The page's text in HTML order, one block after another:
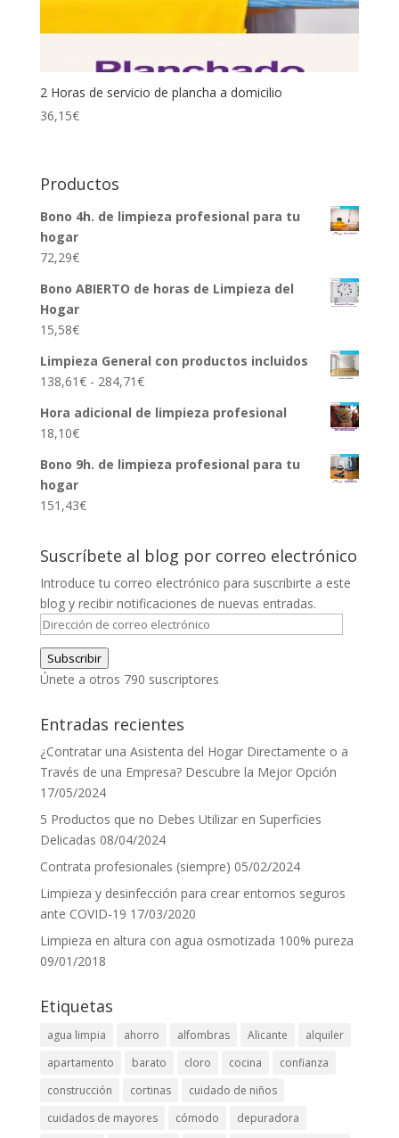
2 Horas de servicio de plancha a domicilio
36,15€
Productos
Bono 4h. de limpieza profesional para tu
hogar
72,29€
Bono ABIERTO de horas de Limpieza del
Hogar
15,58€
Limpieza General con productos incluidos
138,61€ - 284,71€Rango
precios:
138,61€
Hora adicional de limpieza profesional
18,10€
Bono 9h. de limpieza profesional para tu
hogar
151,43€
Suscríbete al blog por correo electrónico
Introduce tu correo electrónico para suscribirte a este
blog y recibir notificaciones de nuevas entradas.
Dirección
correo
electrónico
Subscribir
Únete a otros 790 suscriptores
Entradas recientes
¿Contratar una Asistenta del Hogar Directamente o a
Través de una Empresa? Descubre la Mejor Opción
17/05/2024
5 Productos que no Debes Utilizar en Superficies
Delicadas 08/04/2024
Contrata profesionales (siempre) 05/02/2024
Limpieza y desinfección para crear entornos seguros
ante COVID-19 17/03/2020
Limpieza en altura con agua osmotizada 100% pureza
09/01/2018
Etiquetas
agua limpia ahorro alfombras Alicante
alquiler
apartamento
barato cloro cocina
confianza
construcción
cortinas
cuidado de niños
cuidados de mayores
cómodo
depuradora